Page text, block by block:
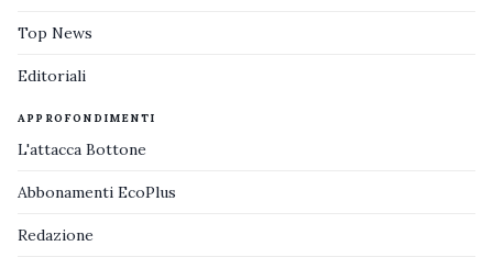
Top News
Editoriali
APPROFONDIMENTI
L'attacca Bottone
Abbonamenti EcoPlus
Redazione